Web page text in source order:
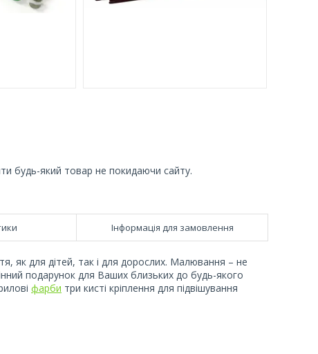
будь-який товар не покидаючи сайту.
Інформація для замовлення
як для дітей, так і для дорослих. Малювання – не
подарунок для Ваших близьких до будь-якого
фарби три кисті кріплення для підвішування